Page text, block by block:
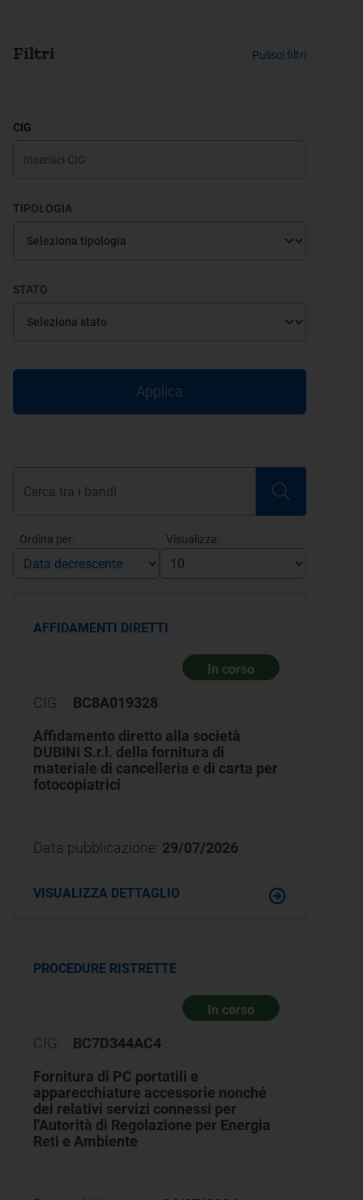
Filtri Pulisci filtri
CIG
TIPOLOGIA
STATO
Applica
Ordina per: Visualizza:
AFFIDAMENTI DIRETTI
In corso
CIG:
BC8A019328
Affidamento diretto alla società
DUBINI S.r.l. della fornitura di
materiale di cancelleria e di carta per
fotocopiatrici
Data pubblicazione: 29/07/2026
VISUALIZZA DETTAGLIO
PROCEDURE RISTRETTE
In corso
CIG:
BC7D344AC4
Fornitura di PC portatili e
apparecchiature accessorie nonché
dei relativi servizi connessi per
l'Autorità di Regolazione per Energia
Reti e Ambiente